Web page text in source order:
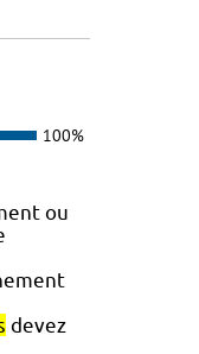
100%
ou
devez